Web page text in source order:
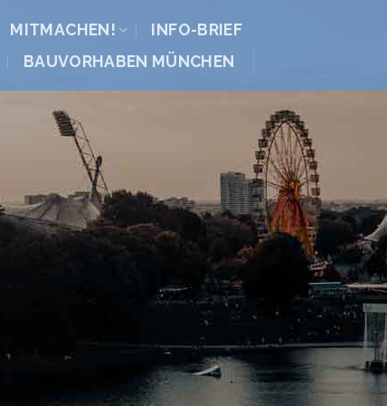
MITMACHEN!
INFO-BRIEF
BAUVORHABEN MÜNCHEN